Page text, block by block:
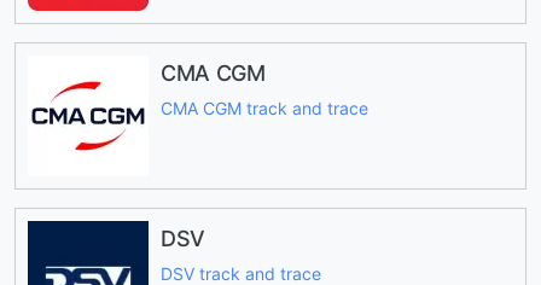
CMA CGM
CMA CGM track and trace
DSV
DSV track and trace